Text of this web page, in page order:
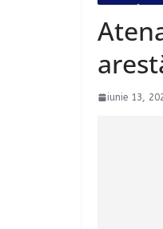
iunie 13,